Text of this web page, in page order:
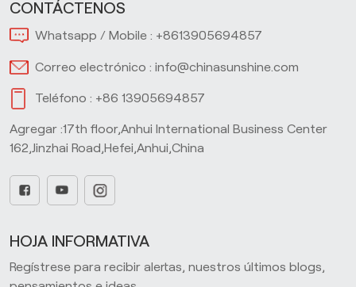
CONTÁCTENOS
Whatsapp / Mobile : +8613905694857
Correo electrónico : info@chinasunshine.com
Teléfono : +86 13905694857
Agregar :17th floor,Anhui International Business Center
162,Jinzhai Road,Hefei,Anhui,China
HOJA INFORMATIVA
Regístrese para recibir alertas, nuestros últimos blogs,